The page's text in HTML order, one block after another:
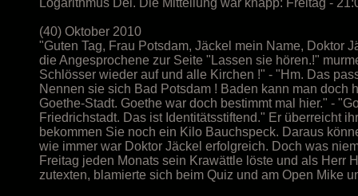
Logarithmus Dei. Die Mitteilung war knapp: Freitag -
(40) Oktober 2010
"Guten Tag, Frau Potsdam, Jäckel mein Name, Doktor
die Angesprochene zur Seite "Lassen sie hören.!"
Schlösser wieder auf und alle Kirchen !" - "Hm. Das
Nennen sie sich Bad Potsdam ! Baden kann man
Goethe-Stadt. Goethe war doch bestimmt mal hier." -
Friedrichstadt. Das ist Identitätsstiftend." Er überreicht
bekommen Sie noch ein Kilo Bauchspeck. Daraus
wie immer war Doktor Jäckel erfolgreich. Doch was
Freitag jeden Monats sein Krawättle löste und als Herr
zutexten, blamierte sich beim Quiz und am Open Mike